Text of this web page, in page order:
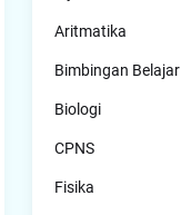
Aritmatika
Bimbingan Belajar
Biologi
CPNS
Fisika